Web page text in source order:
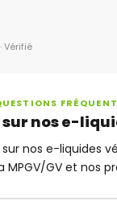
Vérifié
nos e-
nos e-liquides
MPGV/GV et nos